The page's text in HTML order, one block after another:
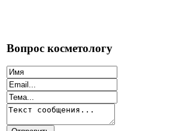
Вопрос косметологу